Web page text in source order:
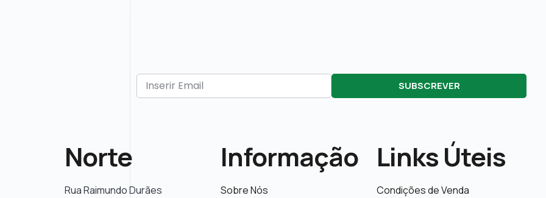
SUBSCREVER
Norte
Rua Raimundo Durães
Informação
Sobre Nós
Links Úteis
Condições de Venda